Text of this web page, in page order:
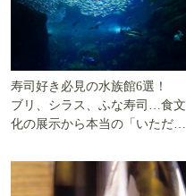
寿司好き必見の水族館6選！
ブリ、シラス、ふな寿司…食文
化の展示から本当の「いただき